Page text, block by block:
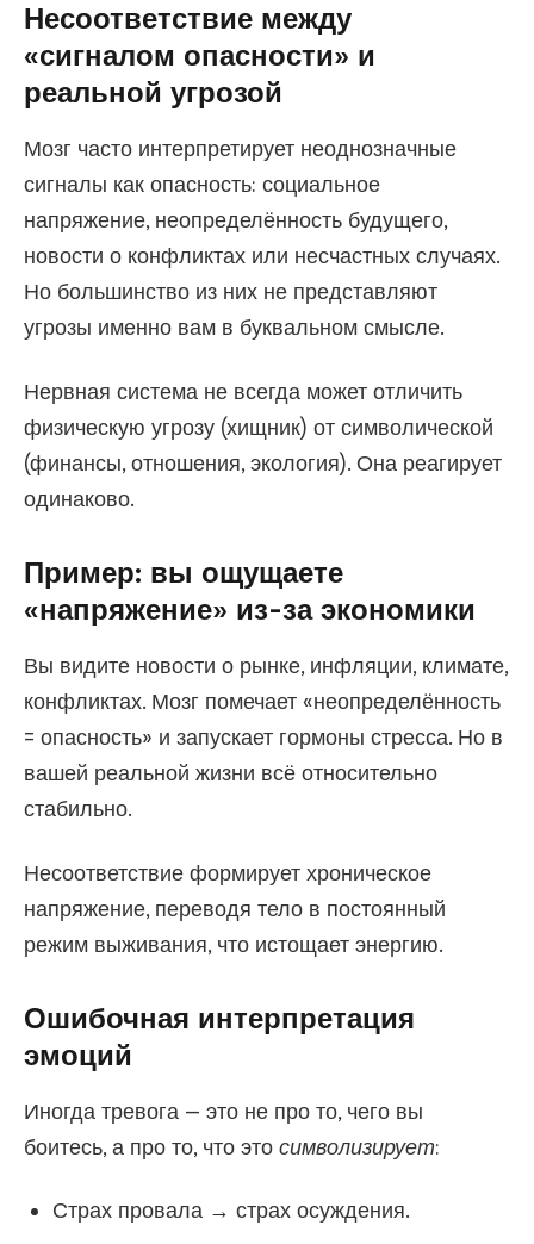
Несоответствие между
«сигналом опасности» и
реальной угрозой
Мозг часто интерпретирует неоднозначные
сигналы как опасность: социальное
напряжение, неопределённость будущего,
новости о конфликтах или несчастных случаях.
Но большинство из них не представляют
угрозы именно вам в буквальном смысле.
Нервная система не всегда может отличить
физическую угрозу (хищник) от символической
(финансы, отношения, экология). Она реагирует
одинаково.
Пример: вы ощущаете
«напряжение» из-за экономики
Вы видите новости о рынке, инфляции, климате,
конфликтах. Мозг помечает «неопределённость
= опасность» и запускает гормоны стресса. Но в
вашей реальной жизни всё относительно
стабильно.
Несоответствие формирует хроническое
напряжение, переводя тело в постоянный
режим выживания, что истощает энергию.
Ошибочная интерпретация
эмоций
Иногда тревога — это не про то, чего вы
боитесь, а про то, что это символизирует:
Страх провала → страх осуждения.